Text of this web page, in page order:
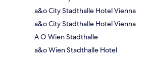
a&o City Stadthalle Hotel Vienna
a&o City Stadthalle Hotel Vienna
A O Wien Stadthalle
a&o Wien Stadthalle Hotel